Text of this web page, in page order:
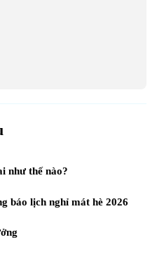
như thế nào?
báo lịch nghỉ mát hè 2026